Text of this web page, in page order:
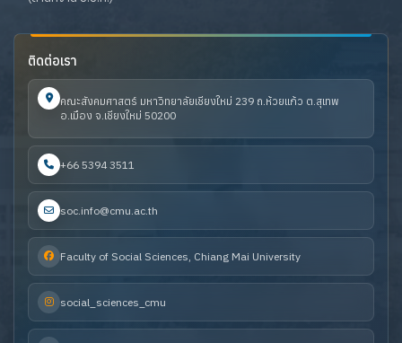
ติดต่อเรา
คณะสังคมศาสตร์ มหาวิทยาลัยเชียงใหม่ 239 ถ.ห้วยแก้ว ต.สุเทพ
อ.เมือง จ.เชียงใหม่ 50200
+66 5394 3511
soc.info@cmu.ac.th
Faculty of Social Sciences, Chiang Mai University
social_sciences_cmu